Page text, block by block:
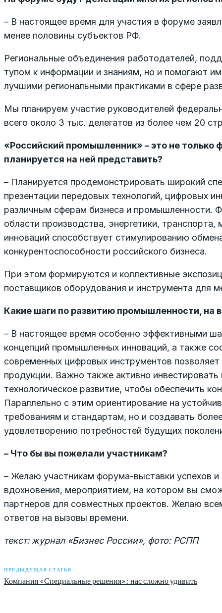
– В настоящее время для участия в форуме
менее половины субъектов РФ.
Региональные объединения работодателей,
тупом к информации и знаниям, но и помогают
лучшими региональными практиками в сфере
Мы планируем участие руководителей
всего около 3 тыс. делегатов из более чем 20
«Российский промышленник» – это не только
планируется на ней представить?
– Планируется продемонстрировать широкий
презентации передовых технологий, цифровых
различным сферам бизнеса и промышленности.
области производства, энергетики,
инноваций способствует стимулированию
конкурентоспособности российского бизнеса.
При этом формируются и коллективные
поставщиков оборудования и инструмента для
Какие шаги по развитию промышленности, на
– В настоящее время особенно эффективными
концепций промышленных инноваций, а также
современных цифровых инструментов
продукции. Важно также активно
технологическое развитие, чтобы обеспечить
Параллельно с этим ориентирование на
требованиям и стандартам, но и создавать
удовлетворению потребностей будущих
– Что бы вы пожелали участникам?
– Желаю участникам форума-выставки успехов
вдохновения, мероприятием, на котором вы
партнеров для совместных проектов. Желаю
ответов на вызовы времени.
текст: журнал «Бизнес России», фото: РСПП
ПРЕДЫДУЩАЯ СТАТЬЯ
Компания «Специальные решения»: нас сложно удивить